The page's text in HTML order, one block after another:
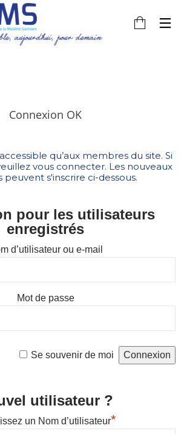
form_id= »404″][/ultimatemember]
Connexion OK
qu’aux membres du site. Si
vous connecter. Les nouveaux
peuvent s'inscrire ci-dessous.
pour les utilisateurs
enregistrés
d’utilisateur ou e-mail
Mot de passe
Se souvenir de moi
utilisateur ?
un Nom d’utilisateur*